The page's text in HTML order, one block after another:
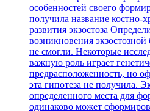
особенностей своего
получила название костно-
развития экзостоза
возникновения
не смогли. Некоторые
важную роль играет
предрасположенность, но
эта гипотеза не получила.
определенного места для
одинаково может